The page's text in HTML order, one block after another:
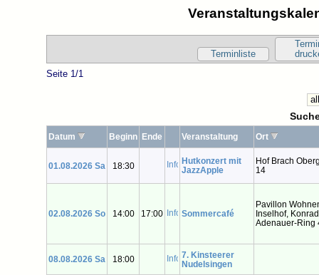
Terminliste
Seite 1/1
Datum Beginn Ende Veranstaltung Ort
01.08.2026 Sa 18:30
Hutkonzert mit
JazzApple
Hof Brach
14
02.08.2026 So 14:00 17:00 Sommercafé
Pavillon
Inselhof,
Adenauer-Ring
08.08.2026 Sa 18:00
7. Kinsteerer
Nudelsingen